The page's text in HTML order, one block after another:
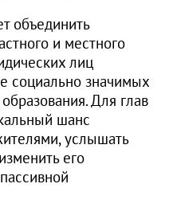
объединить
и местного
лиц
социально значимых
Для глав
шанс
услышать
его